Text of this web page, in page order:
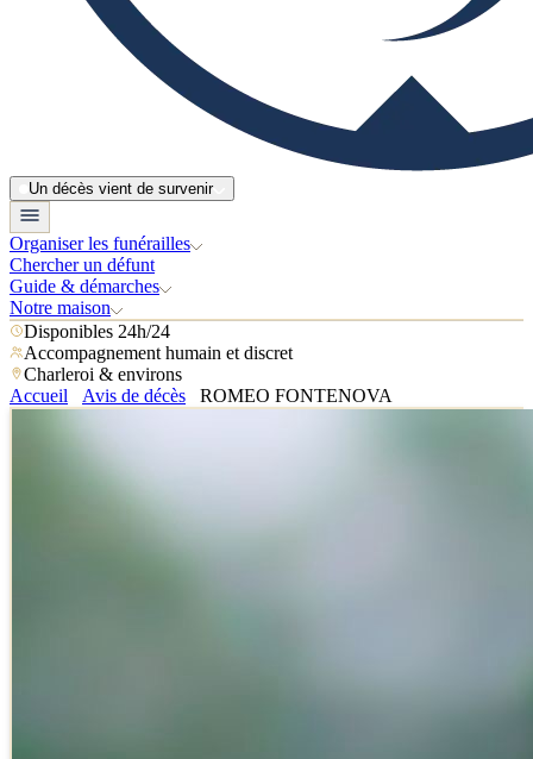
Un décès vient de survenir
Organiser les funérailles
Chercher un défunt
Guide & démarches
Notre maison
Disponibles 24h/24
Accompagnement humain et discret
Charleroi & environs
Accueil
Avis de décès ROMEO FONTENOVA